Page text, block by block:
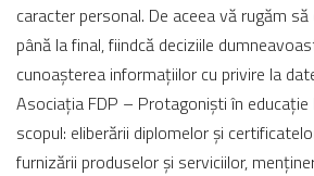
caracter personal. De aceea vă rugăm
până la final, fiindcă deciziile
cunoașterea informațiilor cu privire la
Asociația FDP – Protagoniști în educație
scopul: eliberării diplomelor și
furnizării produselor și serviciilor,